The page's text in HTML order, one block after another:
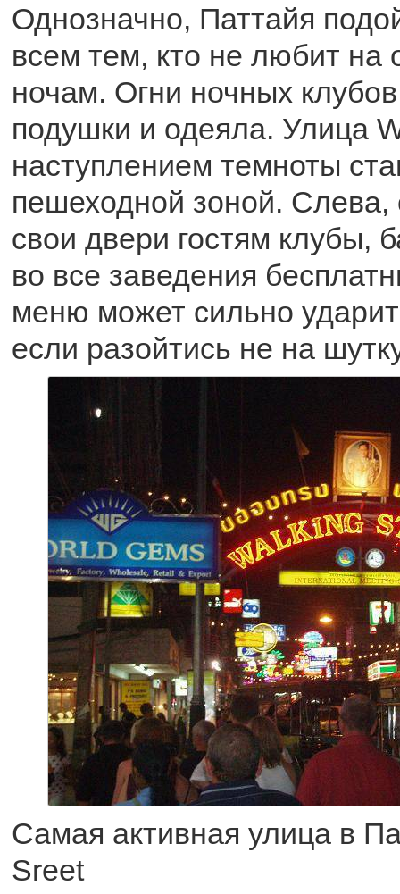
Однозначно, Паттайя
всем тем, кто не любит на
ночам. Огни ночных
подушки и одеяла. Улица
наступлением темноты
пешеходной зоной. Слева,
свои двери гостям клубы,
во все заведения
меню может сильно
если разойтись не на
Самая активная улица в
Sreet